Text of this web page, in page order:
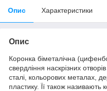
Опис Характеристики
Опис
Коронка біметалічна
свердління наскрізних
сталі, кольорових металах,
пластику. Її також називають